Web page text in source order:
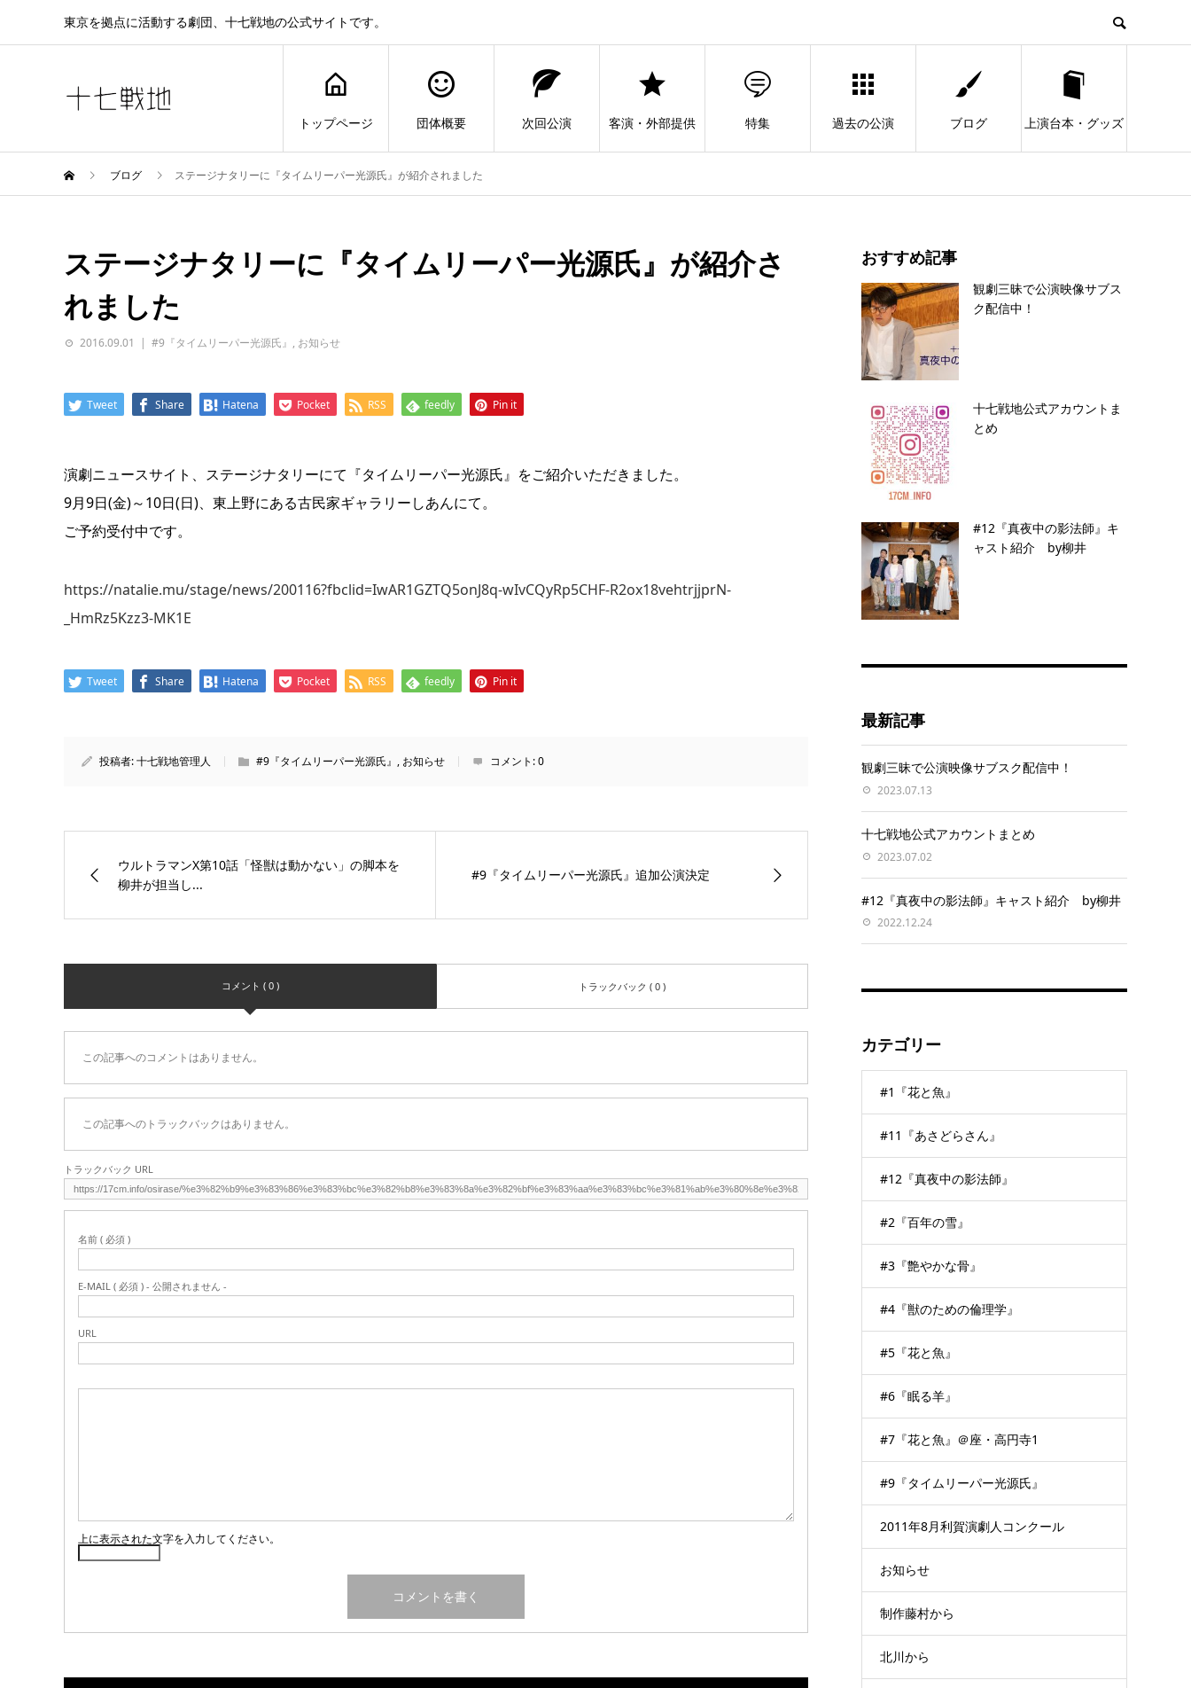
東京を拠点に活動する劇団、十七戦地の公式サイトです。
トップページ 団体概要 次回公演 客演・外部提供 特集 過去の公演 ブログ 上演台本・グッズ
ブログ ステージナタリーに『タイムリーパー光源氏』が紹介されました
ステージナタリーに『タイムリーパー光源氏』が紹介さ
れました
2016.09.01 #9『タイムリーパー光源氏』 , お知らせ
Tweet Share Hatena Pocket RSS feedly Pin it
演劇ニュースサイト、ステージナタリーにて『タイムリーパー光源氏』をご紹介いただきました。
9月9日(金)～10日(日)、東上野にある古民家ギャラリーしあんにて。
ご予約受付中です。
https://natalie.mu/stage/news/200116?fbclid=IwAR1GZTQ5onJ8q-wIvCQyRp5CHF-R2ox18vehtrjjprN-
_HmRz5Kzz3-MK1E
Tweet Share Hatena Pocket RSS feedly Pin it
投稿者:十七戦地管理人 #9『タイムリーパー光源氏』 , お知らせ コメント:0
ウルトラマンX第10話「怪獣は動かない」の脚本を
柳井が担当し...
#9『タイムリーパー光源氏』追加公演決定
コメント ( 0 ) トラックバック ( 0 )
この記事へのコメントはありません。
この記事へのトラックバックはありません。
トラックバック URL
名前 ( 必須 )
E-MAIL ( 必須 ) - 公開されません -
URL
上に表示された文字を入力してください。
おすすめ記事
観劇三昧で公演映像サブス
ク配信中！
十七戦地公式アカウントま
とめ
#12『真夜中の影法師』キ
ャスト紹介 by柳井
最新記事
観劇三昧で公演映像サブスク配信中！
2023.07.13
十七戦地公式アカウントまとめ
2023.07.02
#12『真夜中の影法師』キャスト紹介 by柳井
2022.12.24
カテゴリー
#1『花と魚』
#11『あさどらさん』
#12『真夜中の影法師』
#2『百年の雪』
#3『艶やかな骨』
#4『獣のための倫理学』
#5『花と魚』
#6『眠る羊』
#7『花と魚』＠座・高円寺1
#9『タイムリーパー光源氏』
2011年8月利賀演劇人コンクール
お知らせ
制作藤村から
北川から